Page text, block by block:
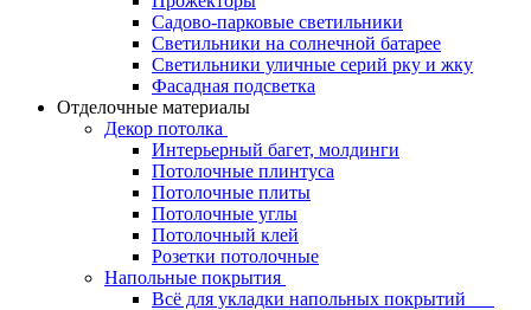
Садово-парковые светильники
Светильники на солнечной батарее
Светильники уличные серий рку и жку
Фасадная подсветка
Отделочные материалы
Декор потолка
Интерьерный багет, молдинги
Потолочные плинтуса
Потолочные плиты
Потолочные углы
Потолочный клей
Розетки потолочные
Напольные покрытия
Всё для укладки напольных покрытий